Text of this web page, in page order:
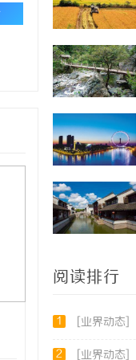
阅读排行
1 [业界动态]
2 [业界动态]